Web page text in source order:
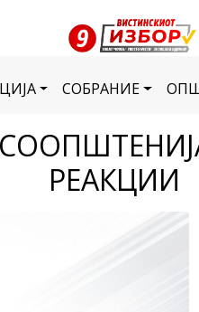
СОБРАНИЕ
РЕАКЦИИ